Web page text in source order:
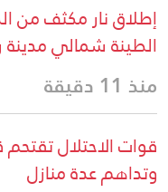
إطلاق نار مكثف من
الطينة شمالي
منذ 11 دقيقة
قوات الاحتلال
وتداهم عدة منازل